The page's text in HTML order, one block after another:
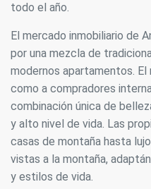
todo el año.
El mercado inmobiliario de
por una mezcla de
modernos apartamentos.
como a compradores
combinación única de
y alto nivel de vida. Las
casas de montaña hasta
vistas a la montaña,
y estilos de vida.